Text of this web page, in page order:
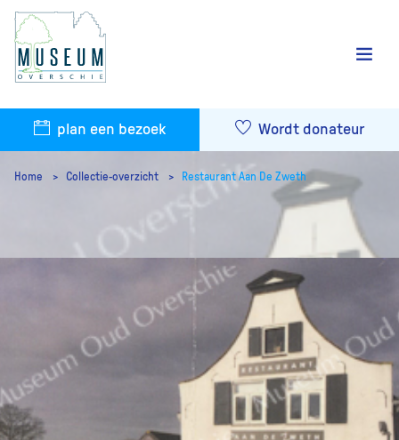
plan een bezoek Wordt donateur
Home Collectie-overzicht Restaurant Aan De Zweth